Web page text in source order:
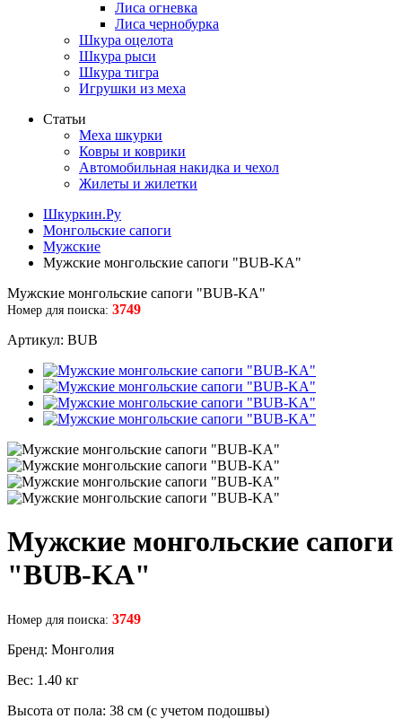
Лиса огневка
Лиса чернобурка
Шкура оцелота
Шкура рыси
Шкура тигра
Игрушки из меха
Статьи
Меха шкурки
Ковры и коврики
Автомобильная накидка и чехол
Жилеты и жилетки
Шкуркин.Ру
Монгольские сапоги
Мужские
Мужские монгольские сапоги "BUB-KA"
Мужские монгольские сапоги "BUB-KA"
Номер для поиска: 3749
Артикул: BUB
Мужские монгольские сапоги
"BUB-KA"
Номер для поиска: 3749
Бренд: Монголия
Вес: 1.40 кг
Высота от пола: 38 см (с учетом подошвы)